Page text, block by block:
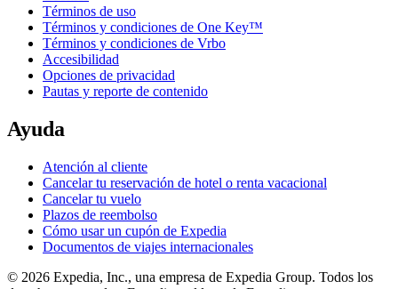
Términos de uso
Términos y condiciones de One Key™
Términos y condiciones de Vrbo
Accesibilidad
Opciones de privacidad
Pautas y reporte de contenido
Ayuda
Atención al cliente
Cancelar tu reservación de hotel o renta vacacional
Cancelar tu vuelo
Plazos de reembolso
Cómo usar un cupón de Expedia
Documentos de viajes internacionales
© 2026 Expedia, Inc., una empresa de Expedia Group. Todos los